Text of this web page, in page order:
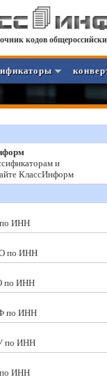
кодов
и
КлассИнформ
ИНН
по ИНН
по ИНН
по ИНН
по ИНН
ИНН